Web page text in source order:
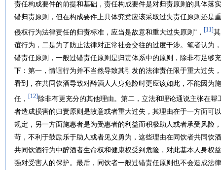
责任构成要件的前提和基础，责任构成要件是对归责原则的具体落
错归责原则，但在构成要件上具体究竟应该采取过失责任原则还是
侵权行为法律责任的归责标准，应当是故意和重大过失原则”， [11]
谊行为，二是为了防止法律对正常社会交往的过度干涉。笔者认为
错责任原则，一般过错责任原则是归责体系中的原则，除非有足够
下：第一，情谊行为并不当然导致其引发的法律责任限于重大过失
看到，在共同饮酒导致对醉酒人人身危险时更应该如此，不能因为
任， [12] 除非有更充分的其他理由。第二，立法和理论通说主张在
者造成损害的归责原则是故意或者重大过失，其理由在于一方面可
规定，另一方面施惠者是为受惠者的利益而积极助人或者承受风险
苛，不利于鼓励乐于助人或者见义勇为，这些理由在同饮者共同饮
共同饮酒行为中醉酒者生命权和健康权受到危险，对此基本人身权
强对受害人的保护。最后，同饮者一般过错责任原则也不会造成法